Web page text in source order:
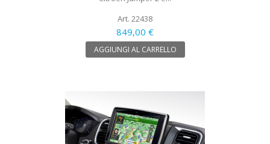
Art. 22438
849,00 €
AGGIUNGI AL CARRELLO